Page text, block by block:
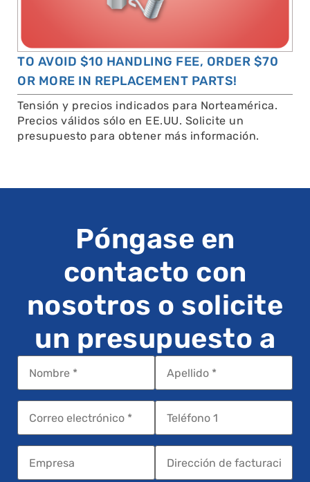
TO AVOID $10 HANDLING FEE, ORDER $70
OR MORE IN REPLACEMENT PARTS!
Tensión y precios indicados para Norteamérica.
Precios válidos sólo en EE.UU. Solicite un
presupuesto para obtener más información.
Póngase en
contacto con
nosotros o solicite
un presupuesto a